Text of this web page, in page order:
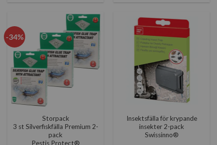
-34%
Storpack
3 st Silverfiskfälla Premium 2-
pack
Pestis Protect®
Insektsfälla för krypande
insekter 2-pack
Swissinno®